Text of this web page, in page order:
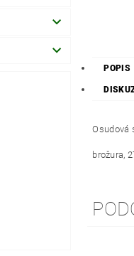
POPIS
Osudová
brožura,